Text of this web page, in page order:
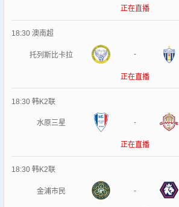
正在直播
18:30 澳南超
托列斯比卡拉 -
正在直播
18:30 韩K2联
水原三星 -
正在直播
18:30 韩K2联
金浦市民 -